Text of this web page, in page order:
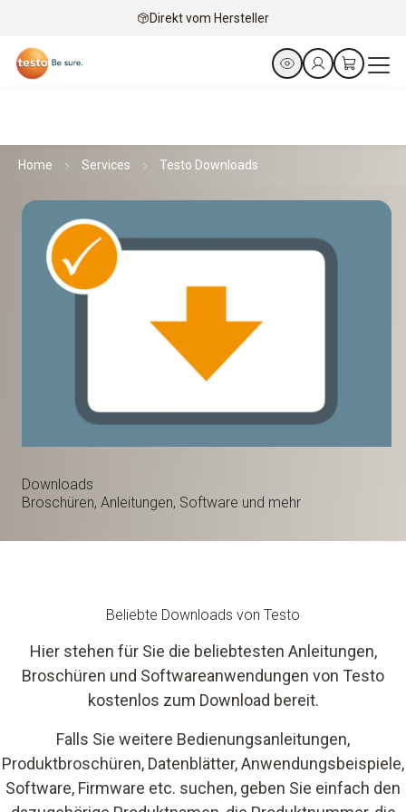
Direkt vom Hersteller
Home Services Testo Downloads
Downloads
Broschüren, Anleitungen, Software und mehr
Beliebte Downloads von Testo
Hier stehen für Sie die beliebtesten Anleitungen,
Broschüren und Softwareanwendungen von Testo
kostenlos zum Download bereit.
Falls Sie weitere Bedienungsanleitungen,
Produktbroschüren, Datenblätter, Anwendungsbeispiele,
Software, Firmware etc. suchen, geben Sie einfach den